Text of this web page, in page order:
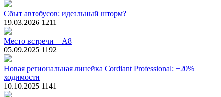
Сбыт автобусов: идеальный шторм?
19.03.2026 1211
Место встречи – А8
05.09.2025 1192
Новая региональная линейка Cordiant Professional: +20%
ходимости
10.10.2025 1141